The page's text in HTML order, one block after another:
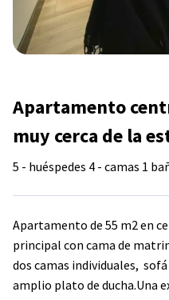
Apartamento
muy cerca de la
5 - huéspedes 4 - camas 1
Apartamento de 55 m2 en
principal con cama de
dos camas individuales,
amplio plato de ducha.Una